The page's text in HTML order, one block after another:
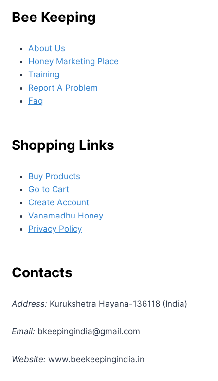
Bee Keeping
About Us
Honey Marketing Place
Training
Report A Problem
Faq
Shopping Links
Buy Products
Go to Cart
Create Account
Vanamadhu Honey
Privacy Policy
Contacts
Address: Kurukshetra Hayana-136118 (India)
Email: bkeepingindia@gmail.com
Website: www.beekeepingindia.in